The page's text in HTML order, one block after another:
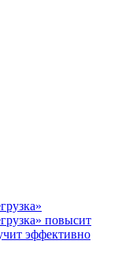
повысит
эффективно